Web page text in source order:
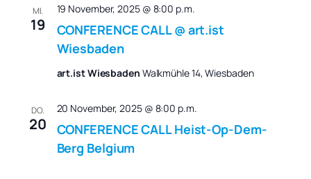
MI.
19
CONFERENCE CALL @ art.ist
Wiesbaden
19 November, 2025 @ 8:00 p.m.
art.ist Wiesbaden Walkmühle 14, Wiesbaden
DO.
20
CONFERENCE CALL Heist-Op-Dem-
Berg Belgium
20 November, 2025 @ 8:00 p.m.